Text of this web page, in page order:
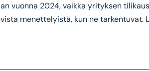
vuonna 2024, vaikka yrityksen
menettelyistä, kun ne tarkentuvat.